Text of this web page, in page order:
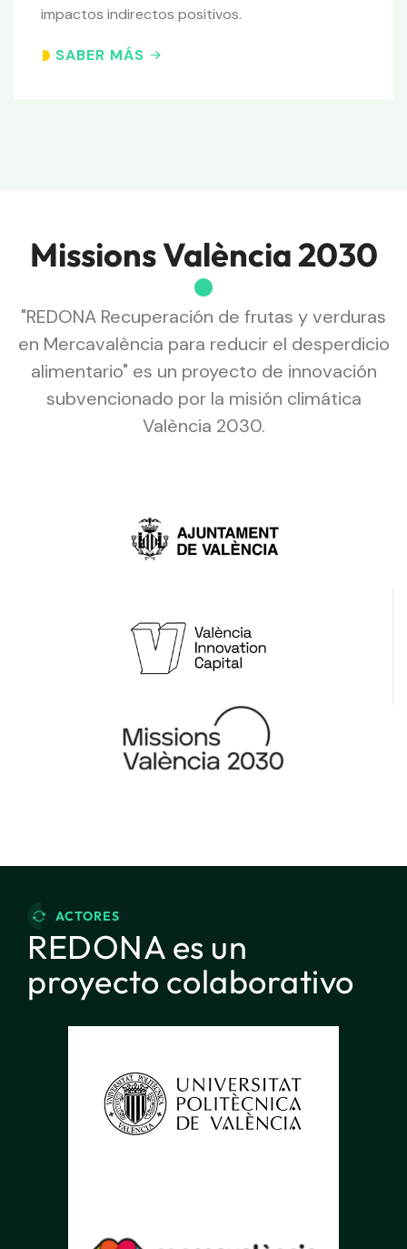
impactos indirectos positivos.
SABER MÁS
Missions València 2030
"REDONA Recuperación de frutas y verduras
en Mercavalència para reducir el desperdicio
alimentario" es un proyecto de innovación
subvencionado por la misión climática
València 2030.
ACTORES
REDONA es un
proyecto colaborativo